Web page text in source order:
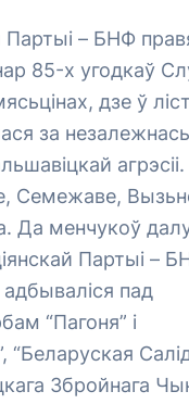
– БНФ
85-х угодкаў
дзе ў
за
агрэсіі.
Семежаве,
Да менчукоў
Партыі –
пад
“Пагоня” і
“Беларуская
Збройнага